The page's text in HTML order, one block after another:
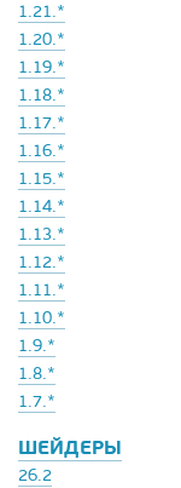
1.21.*
1.20.*
1.19.*
1.18.*
1.17.*
1.16.*
1.15.*
1.14.*
1.13.*
1.12.*
1.11.*
1.10.*
1.9.*
1.8.*
1.7.*
ШЕЙДЕРЫ
26.2